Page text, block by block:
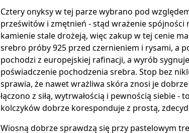
Cztery onyksy w tej parze wybrano pod
prześwitów i zmętnień - stąd wrażenie
kamienie stale drożeją, więc zakup w tej cenie
srebro próby 925 przed czernieniem i rysami, a
pochodzi z europejskiej rafinacji, a wyrób
poświadczenie pochodzenia srebra. Stop bez
sprawia, że nawet wrażliwa skóra znosi je
łączono z siłą, wytrwałością i pewnością siebie
kolczyków dobrze koresponduje z prostą,
Wiosną dobrze sprawdzą się przy pastelowym